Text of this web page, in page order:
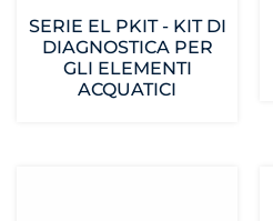
SERIE EL PKIT - KIT DI
DIAGNOSTICA PER
GLI ELEMENTI
ACQUATICI